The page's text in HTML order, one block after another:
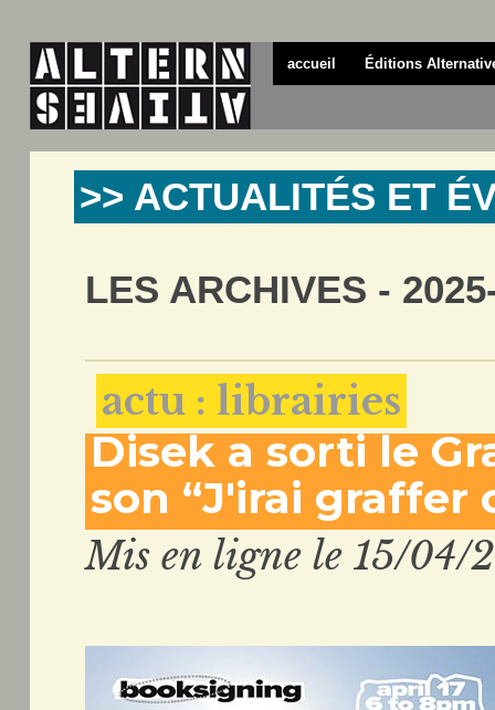
accueil Éditions
>> ACTUALITÉS ET
LES ARCHIVES -
actu : librairies
Disek a sorti le
son “J'irai graffer
Mis en ligne le 15/04/